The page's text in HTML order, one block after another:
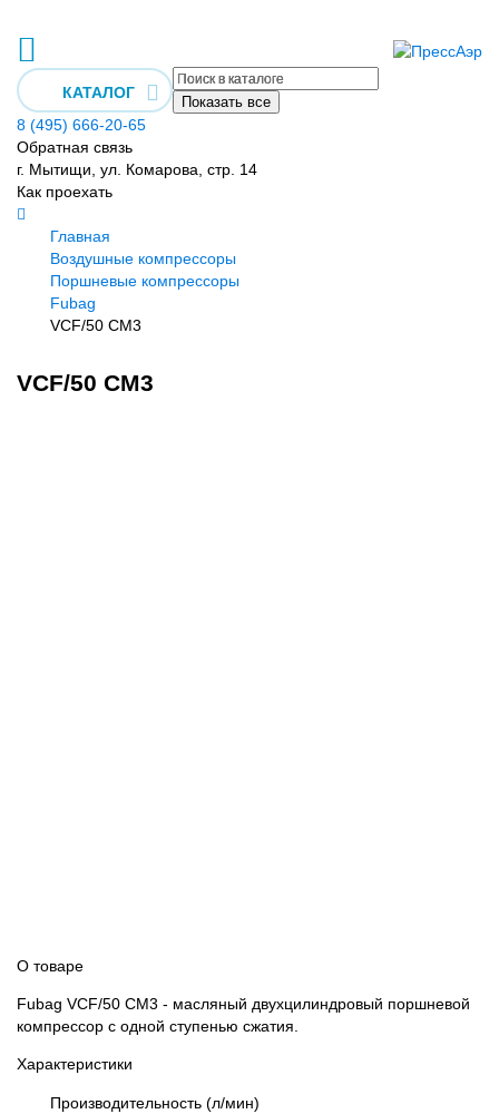
КАТАЛОГ
Показать все
8 (495) 666-20-65
Обратная связь
г. Мытищи, ул. Комарова, стр. 14
Как проехать
Главная
Воздушные компрессоры
Поршневые компрессоры
Fubag
VCF/50 CM3
VCF/50 CM3
О товаре
Fubag VCF/50 CM3 - масляный двухцилиндровый поршневой
компрессор с одной ступенью сжатия.
Характеристики
Производительность (л/мин)